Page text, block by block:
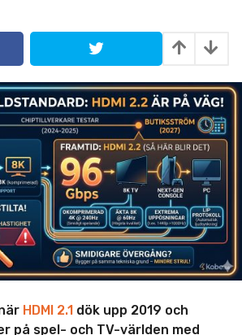
HDMI 2.1 dök upp 2019 och
på spel- och TV-världen med